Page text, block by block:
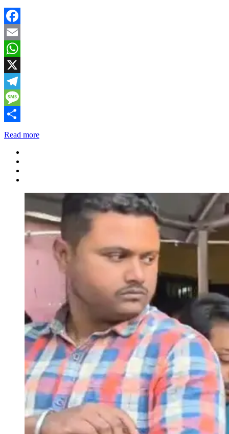
Facebook
Email
WhatsApp
X
Telegram
Message
Share
Read more